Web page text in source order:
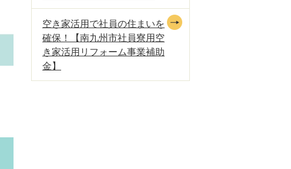
空き家活用で社員の住まいを
確保！【南九州市社員寮用空
き家活用リフォーム事業補助
金】